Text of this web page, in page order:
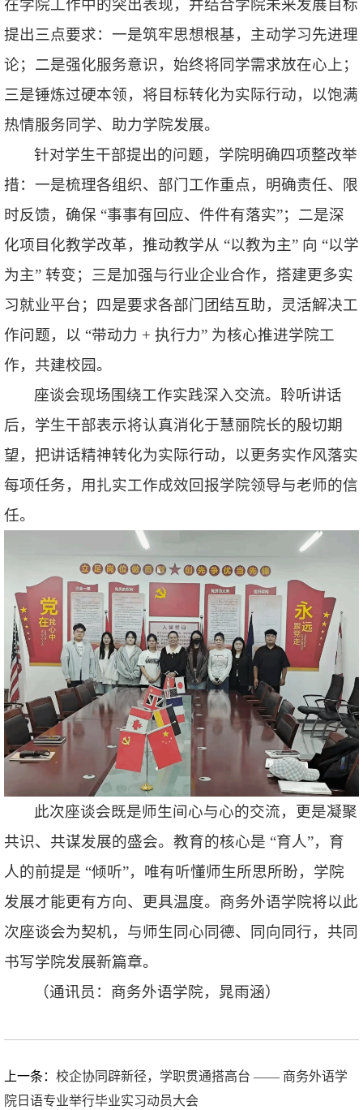
在学院工作中的突出表现，并结合学院未来发展目标
提出三点要求：一是筑牢思想根基，主动学习先进理
论；二是强化服务意识，始终将同学需求放在心上；
三是锤炼过硬本领，将目标转化为实际行动，以饱满
热情服务同学、助力学院发展。
针对学生干部提出的问题，学院明确四项整改举
措：一是梳理各组织、部门工作重点，明确责任、限
时反馈，确保 “事事有回应、件件有落实”；二是深
化项目化教学改革，推动教学从 “以教为主” 向 “以学
为主” 转变；三是加强与行业企业合作，搭建更多实
习就业平台；四是要求各部门团结互助，灵活解决工
作问题，以 “带动力 + 执行力” 为核心推进学院工
作，共建校园。
座谈会现场围绕工作实践深入交流。聆听讲话
后，学生干部表示将认真消化于慧丽院长的殷切期
望，把讲话精神转化为实际行动，以更务实作风落实
每项任务，用扎实工作成效回报学院领导与老师的信
任。
此次座谈会既是师生间心与心的交流，更是凝聚
共识、共谋发展的盛会。教育的核心是 “育人”，育
人的前提是 “倾听”，唯有听懂师生所思所盼，学院
发展才能更有方向、更具温度。商务外语学院将以此
次座谈会为契机，与师生同心同德、同向同行，共同
书写学院发展新篇章。
（通讯员：商务外语学院，晁雨涵）
上一条： 校企协同辟新径，学职贯通搭高台 —— 商务外语学
院日语专业举行毕业实习动员大会